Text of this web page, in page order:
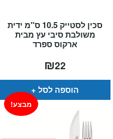
סכין לסטייק 10.5 ס"מ ידית
משולבת סיבי עץ מבית
ארקוס ספרד
₪22
הוספה לסל
מבצע!